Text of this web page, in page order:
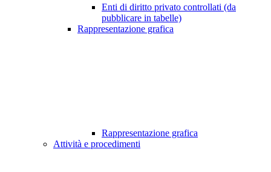
Enti di diritto privato controllati (da
pubblicare in tabelle)
Rappresentazione grafica
Rappresentazione grafica
Attività e procedimenti